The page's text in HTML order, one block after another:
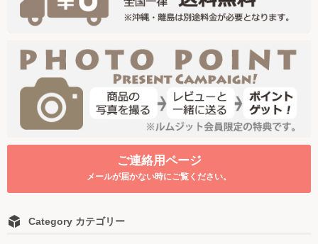
ご連絡用ページ
メールが届かない時にご覧ください。
Category カテゴリー